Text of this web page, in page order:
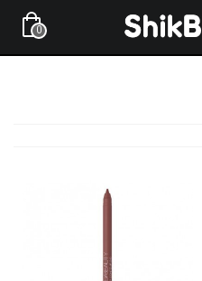
0